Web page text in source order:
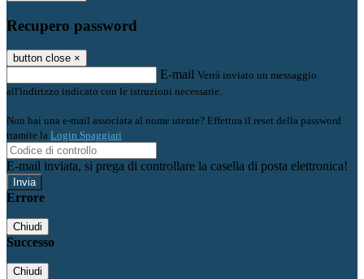
Recupero password
button close ×
E-mail Verrà inviato un messaggio
all'indirizzo indicato con le istruzioni necessarie.
Non hai una e-mail associata al nome utente? Effettua il reset della password
tramite la Login Spaggiari
E-mail inviata, si prega di controllare la casella di posta elettronica!
Errore
Chiudi
Successo
Chiudi